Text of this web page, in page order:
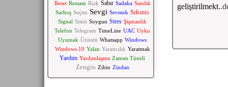
Reset Ressam Rızk Sabır Sadaka Sandık
Sarhoş Seçim Sevgi Sevmek Sıkıntı
Signal Simit Soygun Stres Şişmanlık
Telefon Telegram TimeLine UAC Uyku
Uyumak Üzüntü Whatsapp Windows
Windows 10 Yalan Yaratıcılık Yaratmak
Yardım Yardımlaşma Zaman Tüneli
Zengin Zihin Zindan
geliştirilmekt